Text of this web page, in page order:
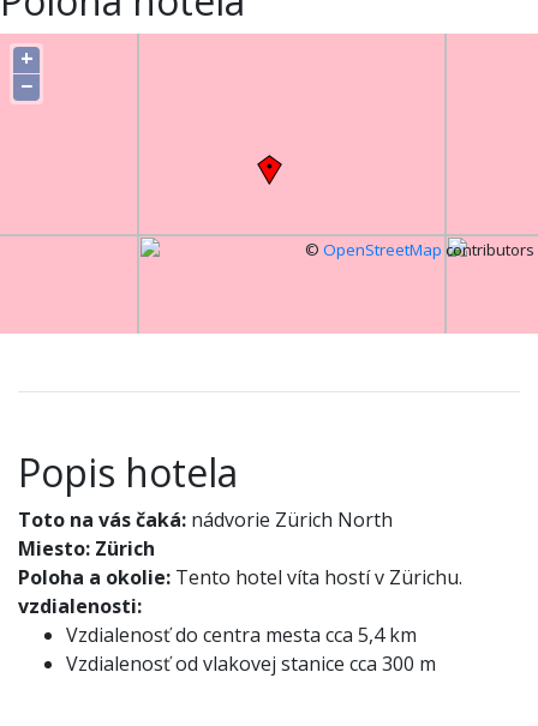
+
−
© OpenStreetMap contributors
Popis hotela
Toto na vás čaká: nádvorie Zürich North
Miesto: Zürich
Poloha a okolie: Tento hotel víta hostí v Zürichu.
vzdialenosti:
Vzdialenosť do centra mesta cca 5,4 km
Vzdialenosť od vlakovej stanice cca 300 m